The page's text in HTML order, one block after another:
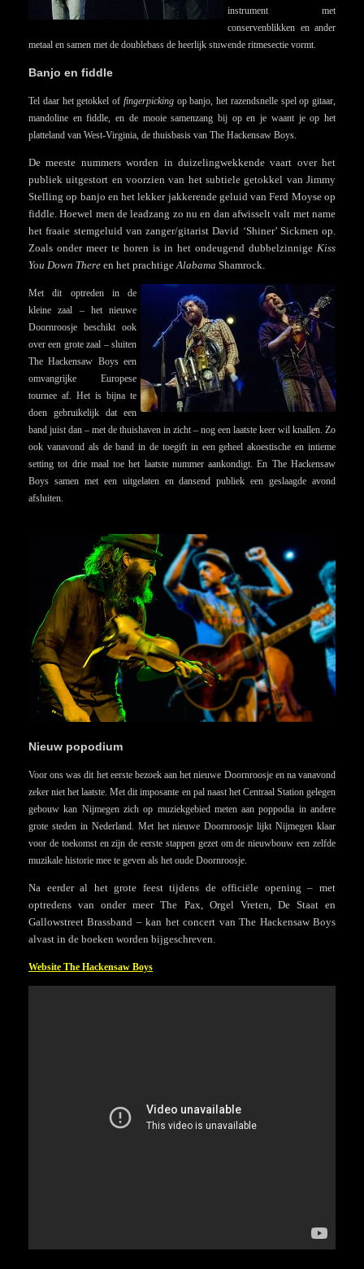
instrument met
conservenblikken en ander
metaal en samen met de doublebass de heerlijk stuwende ritmesectie vormt.
Banjo en fiddle
Tel daar het getokkel of fingerpickingop banjo, het razendsnelle spel op gitaar,
mandoline en fiddle, en de mooie samenzang bij op en je waant je op het
platteland van West-Virginia, de thuisbasis van The Hackensaw Boys.
De meeste nummers worden in duizelingwekkende vaart over het
publiek uitgestort en voorzien van het subtiele getokkel van Jimmy
Stelling op banjo en het lekker jakkerende geluid van Ferd Moyse op
fiddle. Hoewel men de leadzang zo nu en dan afwisselt valt met name
het fraaie stemgeluid van zanger/gitarist David ‘Shiner’ Sickmen op.
Zoals onder meer te horen is in het ondeugend dubbelzinnige Kiss
You Down There en het prachtige Alabama Shamrock.
Met dit optreden in de
kleine zaal – het nieuwe
Doornroosje beschikt ook
over een grote zaal – sluiten
The Hackensaw Boys een
omvangrijke Europese
tournee af. Het is bijna te
doen gebruikelijk dat een
band juist dan – met de thuishaven in zicht – nog een laatste keer wil knallen. Zo
ook vanavond als de band in de toegift in een geheel akoestische en intieme
setting tot drie maal toe het laatste nummer aankondigt. En The Hackensaw
Boys samen met een uitgelaten en dansend publiek een geslaagde avond
afsluiten.
Nieuw popodium
Voor ons was dit het eerste bezoek aan het nieuwe Doornroosje en na vanavond
zeker niet het laatste. Met dit imposante en pal naast het Centraal Station gelegen
gebouw kan Nijmegen zich op muziekgebied meten aan poppodia in andere
grote steden in Nederland. Met het nieuwe Doornroosje lijkt Nijmegen klaar
voor de toekomst en zijn de eerste stappen gezet om de nieuwbouw een zelfde
muzikale historie mee te geven als het oude Doornroosje.
Na eerder al het grote feest tijdens de officiële opening – met
optredens van onder meer The Pax, Orgel Vreten, De Staat en
Gallowstreet Brassband – kan het concert van The Hackensaw Boys
alvast in de boeken worden bijgeschreven.
Website The Hackensaw Boys